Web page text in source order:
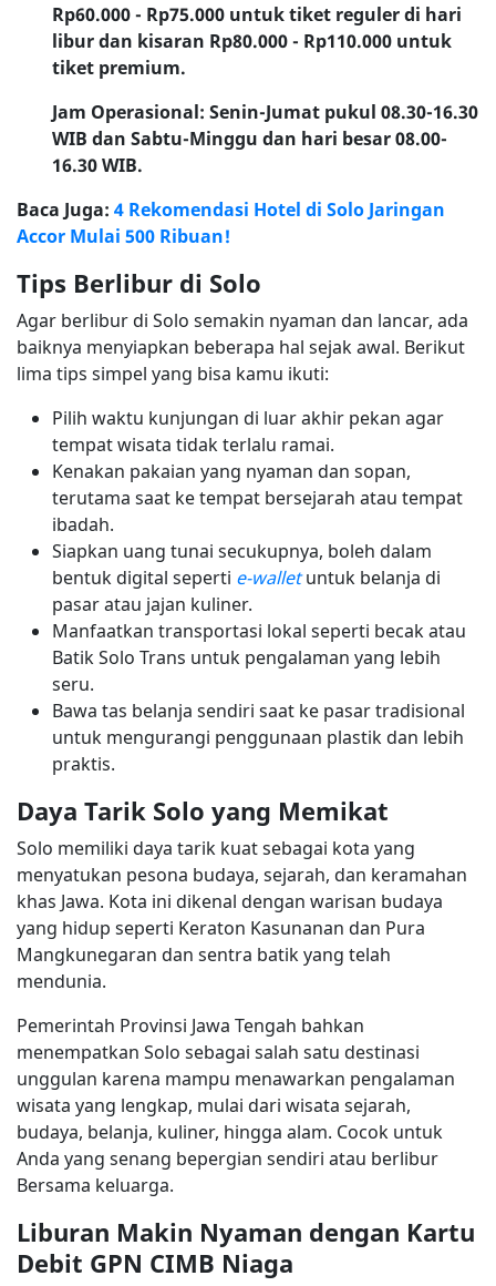
Rp60.000 - Rp75.000 untuk tiket reguler di hari
libur dan kisaran Rp80.000 - Rp110.000 untuk
tiket premium.
Jam Operasional: Senin-Jumat pukul 08.30-16.30
WIB dan Sabtu-Minggu dan hari besar 08.00-
16.30 WIB.
Baca Juga: 4 Rekomendasi Hotel di Solo Jaringan
Accor Mulai 500 Ribuan!
Tips Berlibur di Solo
Agar berlibur di Solo semakin nyaman dan lancar, ada
baiknya menyiapkan beberapa hal sejak awal. Berikut
lima tips simpel yang bisa kamu ikuti:
Pilih waktu kunjungan di luar akhir pekan agar
tempat wisata tidak terlalu ramai.
Kenakan pakaian yang nyaman dan sopan,
terutama saat ke tempat bersejarah atau tempat
ibadah.
Siapkan uang tunai secukupnya, boleh dalam
bentuk digital seperti e-walletuntuk belanja di
pasar atau jajan kuliner.
Manfaatkan transportasi lokal seperti becak atau
Batik Solo Trans untuk pengalaman yang lebih
seru.
Bawa tas belanja sendiri saat ke pasar tradisional
untuk mengurangi penggunaan plastik dan lebih
praktis.
Daya Tarik Solo yang Memikat
Solo memiliki daya tarik kuat sebagai kota yang
menyatukan pesona budaya, sejarah, dan keramahan
khas Jawa. Kota ini dikenal dengan warisan budaya
yang hidup seperti Keraton Kasunanan dan Pura
Mangkunegaran dan sentra batik yang telah
mendunia.
Pemerintah Provinsi Jawa Tengah bahkan
menempatkan Solo sebagai salah satu destinasi
unggulan karena mampu menawarkan pengalaman
wisata yang lengkap, mulai dari wisata sejarah,
budaya, belanja, kuliner, hingga alam. Cocok untuk
Anda yang senang bepergian sendiri atau berlibur
Bersama keluarga.
Liburan Makin Nyaman dengan Kartu
Debit GPN CIMB Niaga